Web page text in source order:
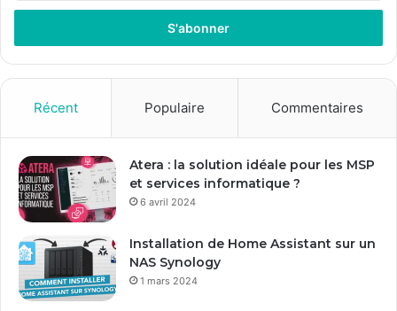
t
e
z
r
e
a
d
s
e
Récent Populaire Commentaires
Atera : la solution idéale pour les MSP
et services informatique ?
6 avril 2024
Installation de Home Assistant sur un
NAS Synology
1 mars 2024